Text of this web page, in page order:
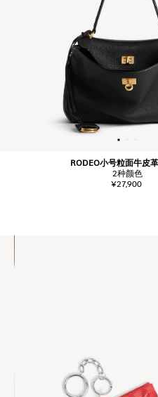
RODEO小号粒面牛皮
2种颜色
¥27,900